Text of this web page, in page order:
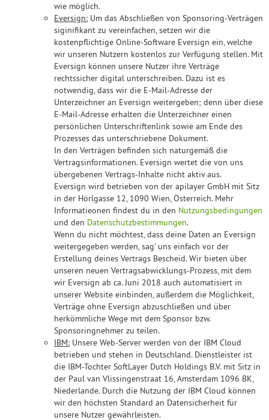
wie möglich.
Eversign: Um das Abschließen von Sponsoring-Verträgen
siginifikant zu vereinfachen, setzen wir die
kostenpflichtige Online-Software Eversign ein, welche
wir unseren Nutzern kostenlos zur Verfügung stellen. Mit
Eversign können unsere Nutzer ihre Verträge
rechtssicher digital unterschreiben. Dazu ist es
notwendig, dass wir die E-Mail-Adresse der
Unterzeichner an Eversign weitergeben; denn über diese
E-Mail-Adresse erhalten die Unterzeichner einen
persönlichen Unterschriftenlink sowie am Ende des
Prozesses das unterschriebene Dokument.
In den Verträgen befinden sich naturgemäß die
Vertragsinformationen. Eversign wertet die von uns
übergebenen Vertrags-Inhalte nicht aktiv aus.
Eversign wird betrieben von der apilayer GmbH mit Sitz
in der Hörlgasse 12, 1090 Wien, Österreich. Mehr
Informatieonen findest du in den Nutzungsbedingungen
und den Datenschutzbestimmungen.
Wenn du nicht möchtest, dass deine Daten an Eversign
weitergegeben werden, sag' uns einfach vor der
Erstellung deines Vertrags Bescheid. Wir bieten über
unseren neuen Vertragsabwicklungs-Prozess, mit dem
wir Eversign ab ca. Juni 2018 auch automatisiert in
unserer Website einbinden, außerdem die Möglichkeit,
Verträge ohne Eversign abzuschließen und über
herkömmliche Wege mit dem Sponsor bzw.
Sponsoringnehmer zu teilen.
IBM: Unsere Web-Server werden von der IBM Cloud
betrieben und stehen in Deutschland. Dienstleister ist
die IBM-Tochter SoftLayer Dutch Holdings B.V. mit Sitz in
der Paul van Vlissingenstraat 16, Amsterdam 1096 BK,
Niederlande. Durch die Nutzung der IBM Cloud können
wir den höchsten Standard an Datensicherheit für
unsere Nutzer gewährleisten.